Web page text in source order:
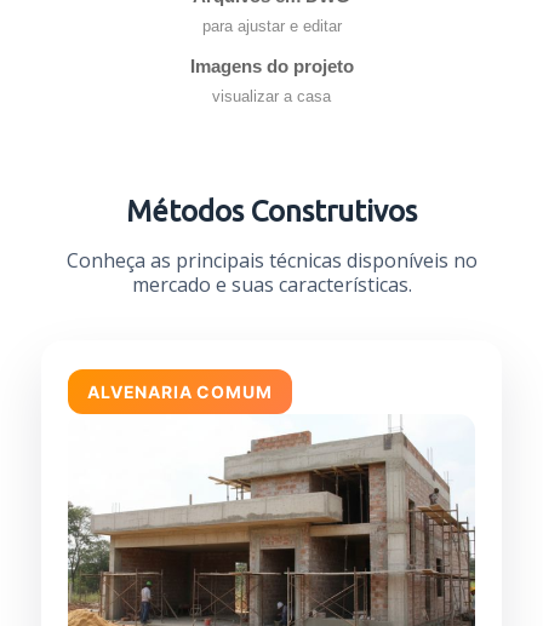
para ajustar e editar
Imagens do projeto
visualizar a casa
Métodos Construtivos
Conheça as principais técnicas disponíveis no
mercado e suas características.
ALVENARIA COMUM